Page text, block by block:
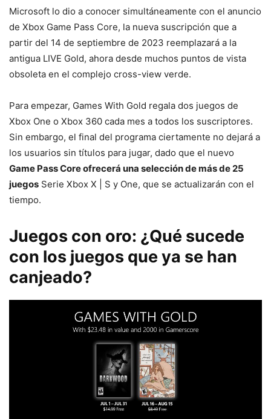
Microsoft lo dio a conocer simultáneamente con el anuncio
de Xbox Game Pass Core, la nueva suscripción que a
partir del 14 de septiembre de 2023 reemplazará a la
antigua LIVE Gold, ahora desde muchos puntos de vista
obsoleta en el complejo cross-view verde.
Para empezar, Games With Gold regala dos juegos de
Xbox One o Xbox 360 cada mes a todos los suscriptores.
Sin embargo, el final del programa ciertamente no dejará a
los usuarios sin títulos para jugar, dado que el nuevo
Game Pass Core ofrecerá una selección de más de 25
juegos Serie Xbox X | S y One, que se actualizarán con el
tiempo.
Juegos con oro: ¿Qué sucede
con los juegos que ya se han
canjeado?